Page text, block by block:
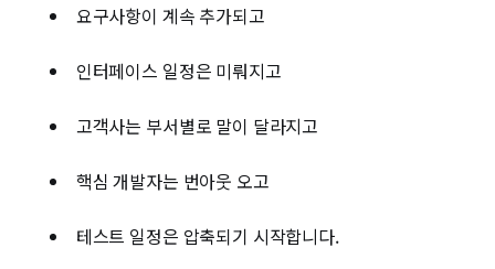
요구사항이 계속 추가되고
인터페이스 일정은 미뤄지고
고객사는 부서별로 말이 달라지고
핵심 개발자는 번아웃 오고
테스트 일정은 압축되기 시작합니다.